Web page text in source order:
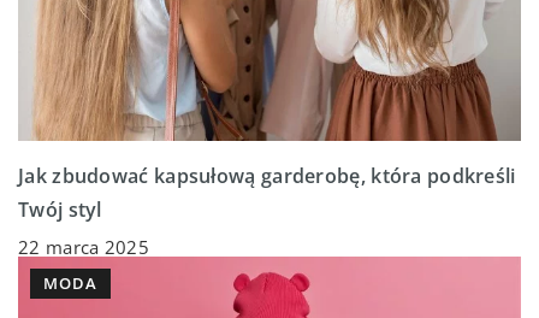
Jak zbudować kapsułową garderobę, która podkreśli
Twój styl
22 marca 2025
MODA